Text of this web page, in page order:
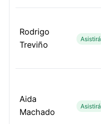
Rodrigo
Treviño
Asistirá
Aida
Machado
Asistirá